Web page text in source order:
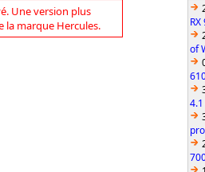
Une version plus
la marque Hercules.
of